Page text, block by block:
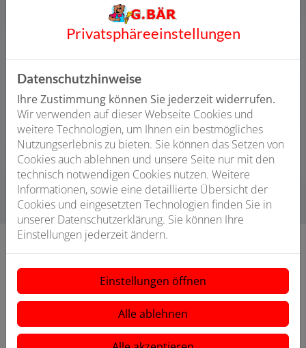
Bitte das Cookie-Consent-Tool öffnen, um die für
dieses Element notwendigen Cookies zu akzeptieren.
Kosten klar?
Hier finden Sie weitere
Planungshilfen:
Privatsphäre­einstellungen
Datenschutzhinweise
Ihre Zustimmung können Sie jederzeit widerrufen.
Wir verwenden auf dieser Webseite Cookies und
weitere Technologien, um Ihnen ein bestmögliches
Nutzungserlebnis zu bieten. Sie können das Setzen von
Cookies auch ablehnen und unsere Seite nur mit den
technisch notwendigen Cookies nutzen. Weitere
Informationen, sowie eine detaillierte Übersicht der
Cookies und eingesetzten Technologien finden Sie in
unserer Datenschutzerklärung. Sie können Ihre
Einstellungen jederzeit ändern.
Einstellungen öffnen
Alle ablehnen